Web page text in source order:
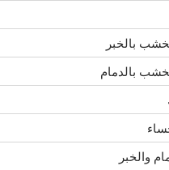
بالخبر
بالدمام
والخبر